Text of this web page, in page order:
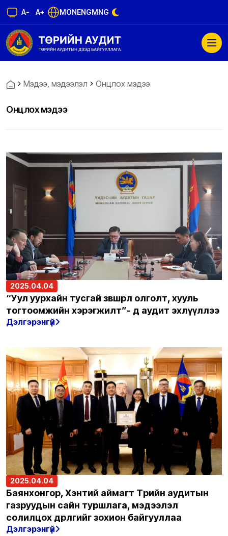
A- A+ MONENGMNG
Мэдээ, мэдээлэл Онцлох мэдээ
Онцлох мэдээ
2025.04.04
“Уул уурхайн тусгай зөвшөөрөл олголт, хууль
тогтоомжийн хэрэгжилт”- д аудит эхлүүллээ
Дэлгэрэнгүй
2025.04.04
Баянхонгор, Хэнтий аймагт Төрийн аудитын
газруудын сайн туршлага, мэдээлэл
солилцох өдөрлөгийг зохион байгууллаа
Дэлгэрэнгүй